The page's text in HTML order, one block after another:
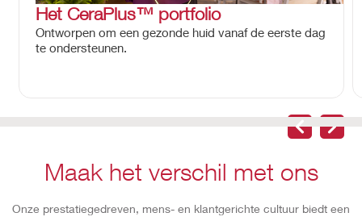
Het CeraPlus™ portfolio
Ontworpen om een gezonde huid vanaf de eerste dag
te ondersteunen.
Maak het verschil met ons
Onze prestatiegedreven, mens- en klantgerichte cultuur biedt een